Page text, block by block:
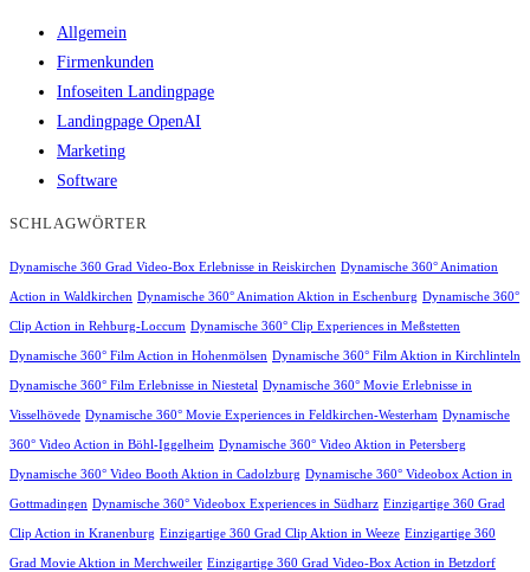
Allgemein
Firmenkunden
Infoseiten Landingpage
Landingpage OpenAI
Marketing
Software
SCHLAGWÖRTER
Dynamische 360 Grad Video-Box Erlebnisse in Reiskirchen Dynamische 360° Animation
Action in Waldkirchen Dynamische 360° Animation Aktion in Eschenburg Dynamische 360°
Clip Action in Rehburg-Loccum Dynamische 360° Clip Experiences in Meßstetten
Dynamische 360° Film Action in Hohenmölsen Dynamische 360° Film Aktion in Kirchlinteln
Dynamische 360° Film Erlebnisse in Niestetal Dynamische 360° Movie Erlebnisse in
Visselhövede Dynamische 360° Movie Experiences in Feldkirchen-Westerham Dynamische
360° Video Action in Böhl-Iggelheim Dynamische 360° Video Aktion in Petersberg
Dynamische 360° Video Booth Aktion in Cadolzburg Dynamische 360° Videobox Action in
Gottmadingen Dynamische 360° Videobox Experiences in Südharz Einzigartige 360 Grad
Clip Action in Kranenburg Einzigartige 360 Grad Clip Aktion in Weeze Einzigartige 360
Grad Movie Aktion in Merchweiler Einzigartige 360 Grad Video-Box Action in Betzdorf